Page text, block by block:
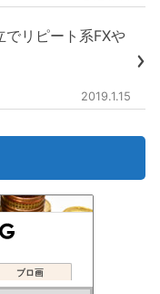
でリピート系FXや
2019.1.15
ブロ画